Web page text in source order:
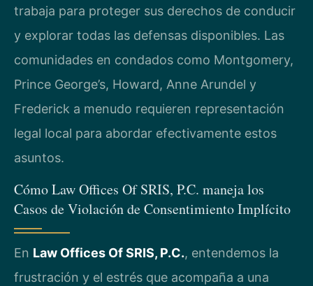
trabaja para proteger sus derechos de conducir
y explorar todas las defensas disponibles. Las
comunidades en condados como Montgomery,
Prince George’s, Howard, Anne Arundel y
Frederick a menudo requieren representación
legal local para abordar efectivamente estos
asuntos.
Cómo Law Offices Of SRIS, P.C. maneja los
Casos de Violación de Consentimiento Implícito
En Law Offices Of SRIS, P.C., entendemos la
frustración y el estrés que acompaña a una